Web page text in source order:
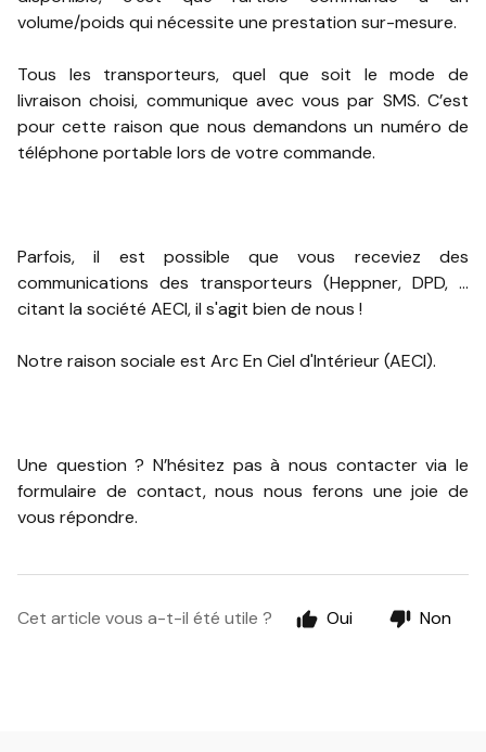
volume/poids qui nécessite une prestation sur-mesure.
Tous les transporteurs, quel que soit le mode de
livraison choisi, communique avec vous par SMS. C’est
pour cette raison que nous demandons un numéro de
téléphone portable lors de votre commande.
Parfois, il est possible que vous receviez des
communications des transporteurs (Heppner, DPD, ...
citant la société AECI, il s'agit bien de nous !
Notre raison sociale est Arc En Ciel d'Intérieur (AECI).
Une question ? N’hésitez pas à nous contacter via le
formulaire de contact, nous nous ferons une joie de
vous répondre.
Cet article vous a-t-il été utile ? Oui Non